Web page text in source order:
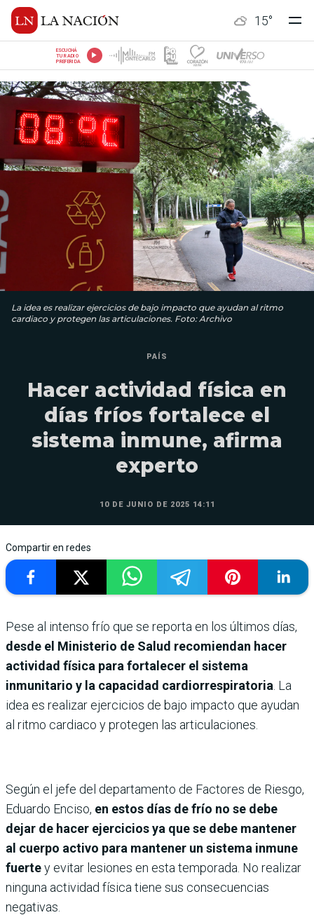
15°
ESCUCHÁ
TU RADIO
PREFERIDA
La idea es realizar ejercicios de bajo impacto que ayudan al ritmo
cardiaco y protegen las articulaciones. Foto: Archivo
PAÍS
Hacer actividad física en
días fríos fortalece el
sistema inmune, afirma
experto
10 DE JUNIO DE 2025 14:11
Compartir en redes
Pese al intenso frío que se reporta en los últimos días,
desde el Ministerio de Salud recomiendan hacer
actividad física para fortalecer el sistema
inmunitario y la capacidad cardiorrespiratoria . La
idea es realizar ejercicios de bajo impacto que ayudan
al ritmo cardiaco y protegen las articulaciones.
Según el jefe del departamento de Factores de Riesgo,
Eduardo Enciso, en estos días de frío no se debe
dejar de hacer ejercicios ya que se debe mantener
al cuerpo activo para mantener un sistema inmune
fuertey evitar lesiones en esta temporada. No realizar
ninguna actividad física tiene sus consecuencias
negativas.